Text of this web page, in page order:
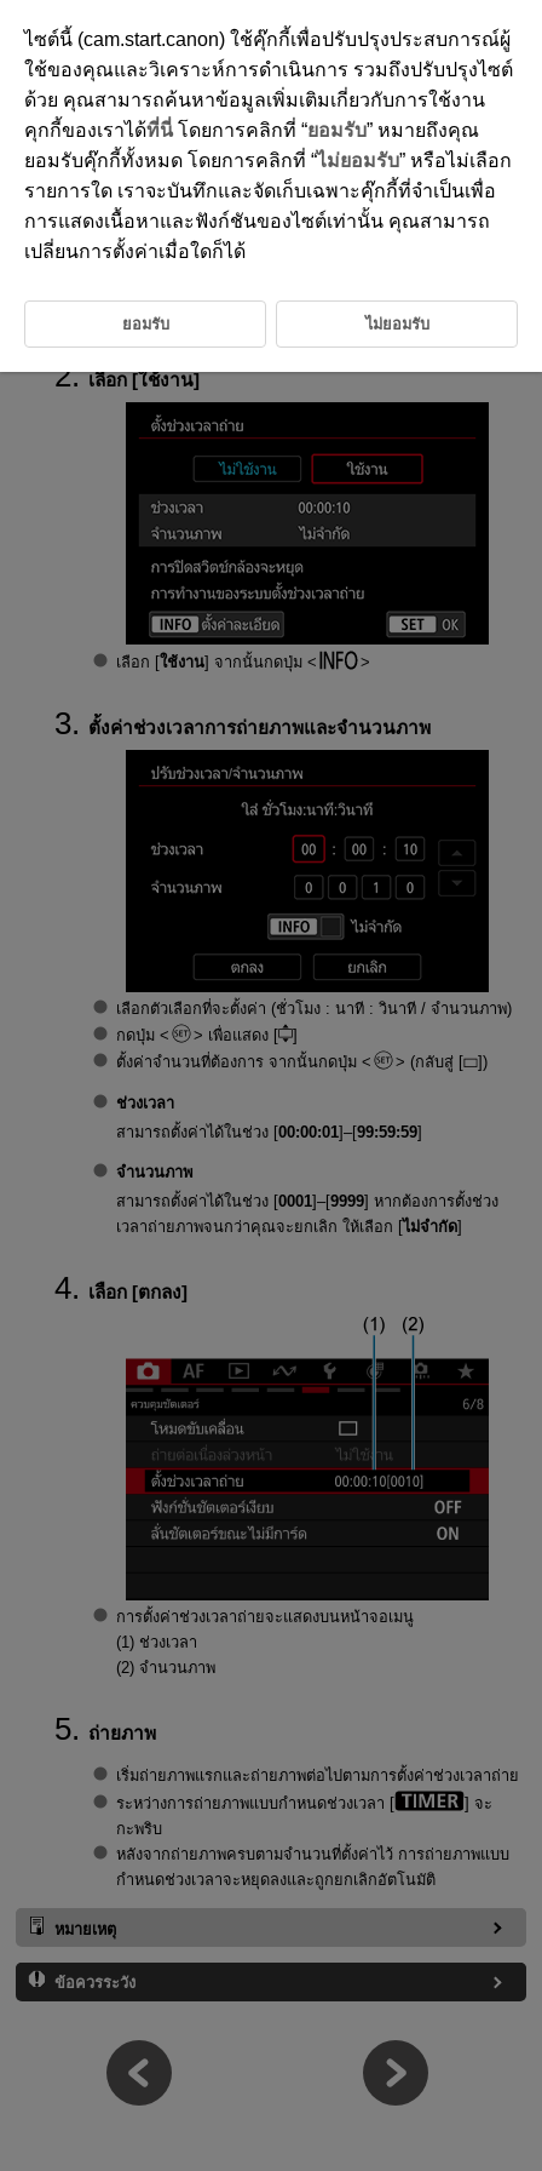
D388-097
การถ่ายภาพแบบกำหนดช่วงเวลา
ด้วยระบบตั้งช่วงเวลาถ่าย คุณสามารถตั้งค่าช่วงเวลาการถ่ายภาพและจำนวน
ภาพ เพื่อให้กล้องถ่ายภาพทีละภาพอย่างต่อเนื่องตามช่วงเวลาที่คุณกำหนดจน
เลือก [ :ตั้งช่วงเวลาถ่าย] (
)
เลือก [ใช้งาน]
เลือก [ใช้งาน] จากนั้นกดปุ่ม
ตั้งค่าช่วงเวลาการถ่ายภาพและจำนวนภาพ
เลือกตัวเลือกที่จะตั้งค่า (ชั่วโมง : นาที : วินาที / จำนวนภาพ)
กดปุ่ม
เพื่อแสดง [
]
ตั้งค่าจำนวนที่ต้องการ จากนั้นกดปุ่ม
(กลับสู่ [ ])
ช่วงเวลา
สามารถตั้งค่าได้ในช่วง [00:00:01]–[99:59:59]
จำนวนภาพ
สามารถตั้งค่าได้ในช่วง [0001]–[9999] หากต้องการตั้งช่วง
เวลาถ่ายภาพจนกว่าคุณจะยกเลิก ให้เลือก [ไม่จำกัด]
เลือก [ตกลง]
การตั้งค่าช่วงเวลาถ่ายจะแสดงบนหน้าจอเมนู
(1) ช่วงเวลา
(2) จำนวนภาพ
ถ่ายภาพ
เริ่มถ่ายภาพแรกและถ่ายภาพต่อไปตามการตั้งค่าช่วงเวลาถ่าย
ระหว่างการถ่ายภาพแบบกำหนดช่วงเวลา [
] จะ
กะพริบ
หลังจากถ่ายภาพครบตามจำนวนที่ตั้งค่าไว้ การถ่ายภาพแบบ
กำหนดช่วงเวลาจะหยุดลงและถูกยกเลิกอัตโนมัติ
หมายเหตุ
ข้อควรระวัง
ไซต์นี้ (cam.start.canon) ใช้คุ๊กกี้เพื่อปรับปรุงประสบการณ์ผู้
ใช้ของคุณและวิเคราะห์การดำเนินการ รวมถึงปรับปรุงไซต์
ด้วย คุณสามารถค้นหาข้อมูลเพิ่มเติมเกี่ยวกับการใช้งาน
คุกกี้ของเราได้ที่นี่โดยการคลิกที่ “ยอมรับ” หมายถึงคุณ
ยอมรับคุ๊กกี้ทั้งหมด โดยการคลิกที่ “ไม่ยอมรับ” หรือไม่เลือก
รายการใด เราจะบันทึกและจัดเก็บเฉพาะคุ๊กกี้ที่จำเป็นเพื่อ
การแสดงเนื้อหาและฟังก์ชันของไซต์เท่านั้น คุณสามารถ
เปลี่ยนการตั้งค่าเมื่อใดก็ได้
ยอมรับ ไม่ยอมรับ